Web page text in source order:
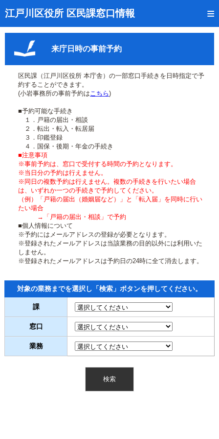
江戸川区役所 区民課窓口情報
トップページ
受付番号の呼出状況確認
証明書の交付状況確認
呼出状況のメール通知登録
来庁日時の事前予約
事前予約の確認・取消
混雑予想カレンダー
本サイトのご利用案内
来庁日時の事前予約
区民課（江戸川区役所 本庁舎）の一部窓口手続きを日時指定で予
約することができます。
(小岩事務所の事前予約はこちら)
■予約可能な手続き
１．戸籍の届出・相談
２．転出・転入・転居届
３．印鑑登録
４．国保・後期・年金の手続き
■注意事項
※事前予約は、窓口で受付する時間の予約となります。
※当日分の予約は行えません。
※同日の複数予約は行えません。複数の手続きを行いたい場合
は、いずれか一つの手続きで予約してください。
（例）「戸籍の届出（婚姻届など）」と「転入届」を同時に行い
たい場合
→「戸籍の届出・相談」で予約
■個人情報について
※予約にはメールアドレスの登録が必要となります。
※登録されたメールアドレスは当該業務の目的以外には利用いた
しません。
※登録されたメールアドレスは予約日の24時に全て消去します。
対象の業務までを選択し「検索」ボタンを押してください。
課
窓口
業務